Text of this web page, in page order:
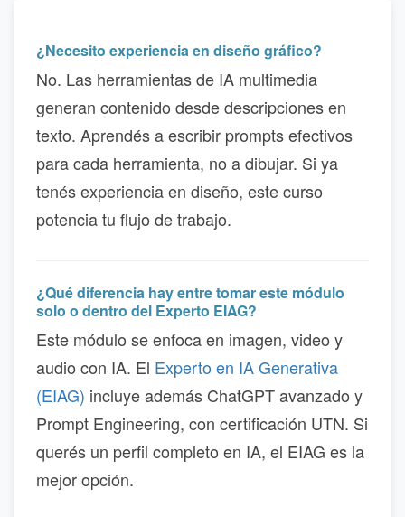
¿Necesito experiencia en diseño gráfico?
No. Las herramientas de IA multimedia
generan contenido desde descripciones en
texto. Aprendés a escribir prompts efectivos
para cada herramienta, no a dibujar. Si ya
tenés experiencia en diseño, este curso
potencia tu flujo de trabajo.
¿Qué diferencia hay entre tomar este módulo
solo o dentro del Experto EIAG?
Este módulo se enfoca en imagen, video y
audio con IA. El Experto en IA Generativa
(EIAG) incluye además ChatGPT avanzado y
Prompt Engineering, con certificación UTN. Si
querés un perfil completo en IA, el EIAG es la
mejor opción.